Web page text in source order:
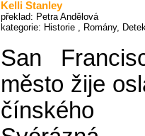
Kelli Stanley
překlad: Petra Andělová
kategorie: Historie , Romány,
San
město žije
čínského